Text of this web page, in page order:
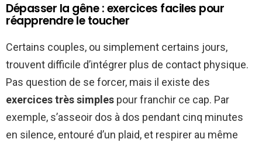
Dépasser la gêne : exercices faciles pour
réapprendre le toucher
Certains couples, ou simplement certains jours,
trouvent difficile d’intégrer plus de contact physique.
Pas question de se forcer, mais il existe des
exercices très simples pour franchir ce cap. Par
exemple, s’asseoir dos à dos pendant cinq minutes
en silence, entouré d’un plaid, et respirer au même